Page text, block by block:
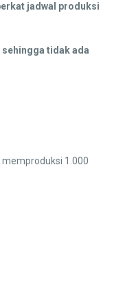
jadwal produksi
tidak ada
1.000